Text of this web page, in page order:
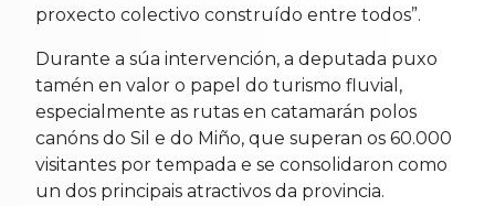
proxecto colectivo construído entre todos”.
Durante a súa intervención, a deputada puxo
tamén en valor o papel do turismo fluvial,
especialmente as rutas en catamarán polos
canóns do Sil e do Miño, que superan os 60.000
visitantes por tempada e se consolidaron como
un dos principais atractivos da provincia.